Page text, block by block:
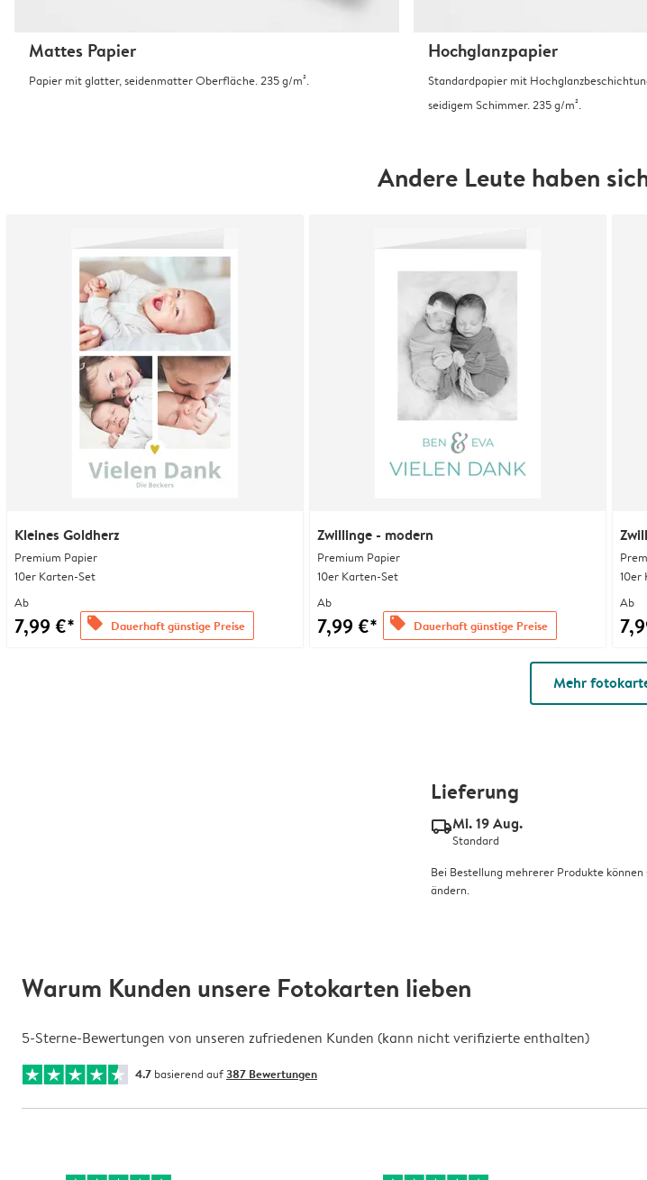
Mattes Papier
Papier mit glatter, seidenmatter Oberfläche. 235 g/m².
Hochglanzpapier
Standardpapier mit
seidigem Schimmer. 235 g/m².
Andere Leute haben
Kleines Goldherz
Premium Papier
10er Karten-Set
Ab
7,99 €* offers Dauerhaft günstige Preise
Zwillinge - modern
Premium Papier
10er Karten-Set
Ab
7,99 €* offers Dauerhaft günstige Preise
10er
Ab
Mehr
Lieferung
delivery_standard_v2Mi. 19 Aug.
Standard
Bei Bestellung mehrerer Produkte
ändern.
Warum Kunden unsere Fotokarten lieben
5-Sterne-Bewertungen von unseren zufriedenen Kunden (kann nicht verifizierte enthalten)
4.7 basierend auf387 Bewertungen